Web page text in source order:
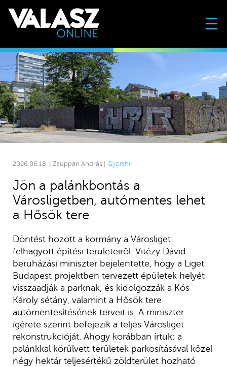
☰
2026.06.18. | Zsuppán András | Gyorshír
Jön a palánkbontás a
Városligetben, autómentes lehet
a Hősök tere
Döntést hozott a kormány a Városliget
felhagyott építési területeiről. Vitézy Dávid
beruházási miniszter bejelentette, hogy a Liget
Budapest projektben tervezett épületek helyét
visszaadják a parknak, és kidolgozzák a Kós
Károly sétány, valamint a Hősök tere
autómentesítésének terveit is. A miniszter
ígérete szerint befejezik a teljes Városliget
rekonstrukcióját. Ahogy korábban írtuk: a
palánkkal körülvett területek parkosításával közel
négy hektár teljesértékű zöldterület hozható